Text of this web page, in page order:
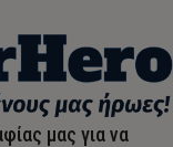
μας για να